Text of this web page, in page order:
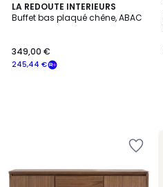
LA REDOUTE INTERIEURS
Buffet bas plaqué chêne, ABAC
245,44 €
349,00 €